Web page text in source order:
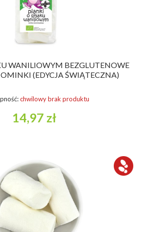
WANILIOWYM BEZGLUTENOWE
(EDYCJA ŚWIĄTECZNA)
chwilowy brak produktu
14,97 zł